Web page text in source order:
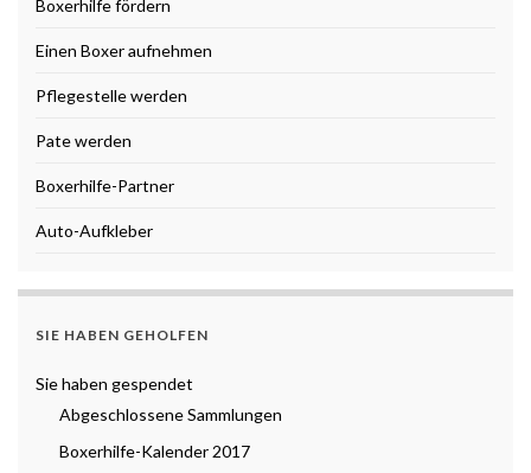
Boxerhilfe fördern
Einen Boxer aufnehmen
Pflegestelle werden
Pate werden
Boxerhilfe-Partner
Auto-Aufkleber
SIE HABEN GEHOLFEN
Sie haben gespendet
Abgeschlossene Sammlungen
Boxerhilfe-Kalender 2017